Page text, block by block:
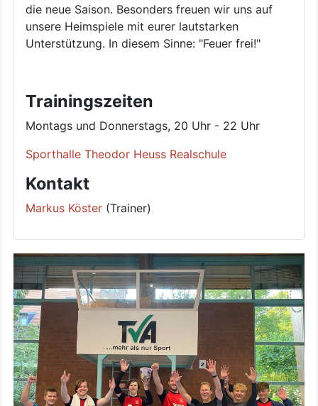
die neue Saison. Besonders freuen wir uns auf
unsere Heimspiele mit eurer lautstarken
Unterstützung. In diesem Sinne: "Feuer frei!"
Trainingszeiten
Montags und Donnerstags, 20 Uhr - 22 Uhr
Sporthalle Theodor Heuss Realschule
Kontakt
Markus Köster (Trainer)